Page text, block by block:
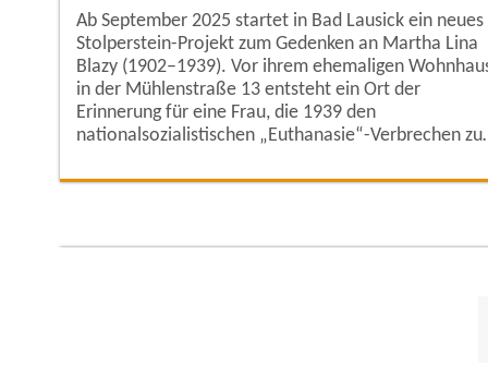
Ab September 2025 startet in Bad Lausick ein neues
Stolperstein-Projekt zum Gedenken an Martha Lina
Blazy (1902–1939). Vor ihrem ehemaligen
in der Mühlenstraße 13 entsteht ein Ort der
Erinnerung für eine Frau, die 1939 den
nationalsozialistischen „Euthanasie“-Verbrechen
Bad Lausick geboren und wuchs in einer